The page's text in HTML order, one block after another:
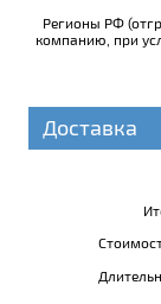
Регионы РФ
компанию, при
Доставка